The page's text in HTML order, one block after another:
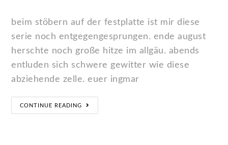
beim stöbern auf der festplatte ist mir diese
serie noch entgegengesprungen. ende august
herschte noch große hitze im allgäu. abends
entluden sich schwere gewitter wie diese
abziehende zelle. euer ingmar
CONTINUE READING